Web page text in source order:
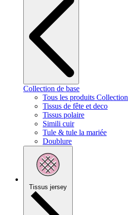
Collection de base
Tous les produits
Tissus de fête et deco
Tissus polaire
Simili cuir
Tule & tule la mariée
Doublure
Tissus jersey